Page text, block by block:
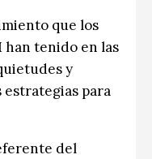
que los
han tenido en las
y
para
del